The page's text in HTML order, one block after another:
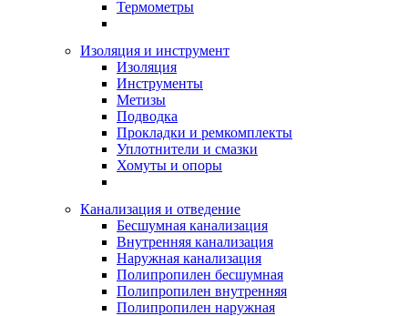
Термометры
Изоляция и инструмент
Изоляция
Инструменты
Метизы
Подводка
Прокладки и ремкомплекты
Уплотнители и смазки
Хомуты и опоры
Канализация и отведение
Бесшумная канализация
Внутренняя канализация
Наружная канализация
Полипропилен бесшумная
Полипропилен внутренняя
Полипропилен наружная